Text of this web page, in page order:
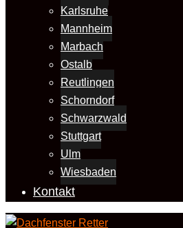
Karlsruhe
Mannheim
Marbach
Ostalb
Reutlingen
Schorndorf
Schwarzwald
Stuttgart
Ulm
Wiesbaden
Kontakt